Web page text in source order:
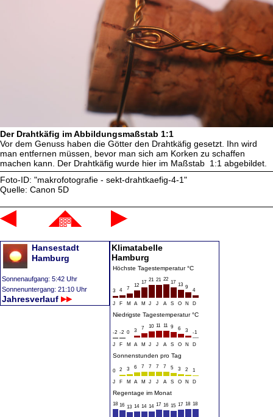
Der Drahtkäfig im Abbildungsmaßstab 1:1
Vor dem Genuss haben die Götter den Drahtkäfig gesetzt. Ihn wird
man entfernen müssen, bevor man sich am Korken zu schaffen
machen kann. Der Drahtkäfig wurde hier im Maßstab 1:1 abgebildet.
Foto-ID: "makrofotografie - sekt-drahtkaefig-4-1"
Quelle: Canon 5D
Hansestadt
Hamburg
Sonnenaufgang: 5:42 Uhr
Sonnenuntergang: 21:10 Uhr
Jahresverlauf
Klimatabelle
Hamburg
Höchste Tagestemperatur °C
3 4 7
12
17 21 21 22
17 13 9
4
J F M A M J J A S O N D
Niedrigste Tagestemperatur °C
-2 -2 0 3 7 10 11 11 9 6 3 -1
J F M A M J J A S O N D
Sonnenstunden pro Tag
0 2 3 6 7 7 7 7 5 3 2 1
J F M A M J J A S O N D
Regentage im Monat
18 16 13 14 14 14 17 16 15 17 18 18